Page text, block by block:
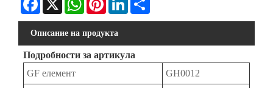
Описание на продукта
Подробности за артикула
GF елемент
GH0012